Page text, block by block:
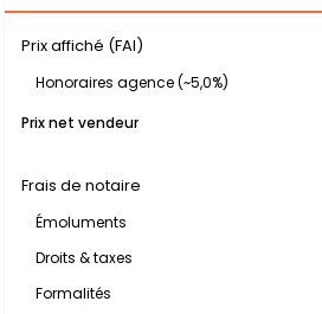
Prix affiché (FAI)
Honoraires agence (~5,0%)
Prix net vendeur
Frais de notaire
Émoluments
Droits & taxes
Formalités